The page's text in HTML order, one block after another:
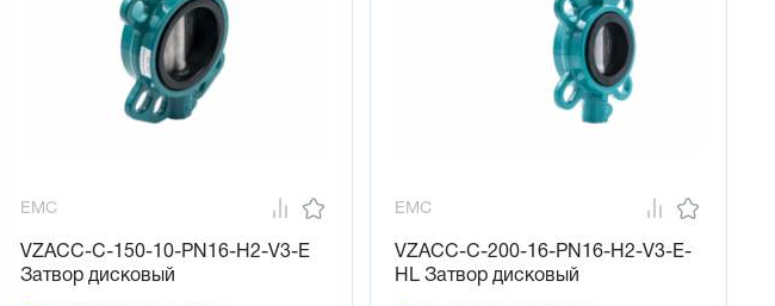
EMC
VZACC-C-150-10-PN16-H2-V3-E
Затвор дисковый
EMC
VZACC-C-200-16-PN16-H2-V3-E-
HL Затвор дисковый